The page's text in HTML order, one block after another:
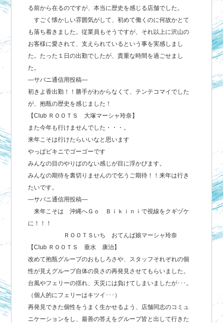
る前から在るのですが、本当に歴史を感じる店舗でした。
すごく懐かしい雰囲気がして、初めて働くのに何故かとて
も落ち着きました。従業員もそうですが、それ以上に沢山の
お客様に愛されて、支えられているという事を実感しまし
た。たった１日の出勤でしたが、貴重な時間を過ごせまし
た。
―サバニ通信用投稿―
初きよ香出勤！！勝手がわからなくて、テンテコマイでした
が、抱瓶の歴史を感じました！
【Club ＲＯＯＴＳ 大塚マーシャ玲奈】
また今年も行けませんでした・・・。
来年こそは行けたらいいなと思います
やっぱビキニでゴーゴーです
みんなの目のやりばのない感じが目に浮かびます。
みんなの期待を裏切りませんので乞うご期待！！来年は行き
たいです。
―サバニ通信用投稿―
来年こそは 沖縄へＧｏ Ｂｉｋｉｎｉで視線をクギヅケ
に！！！
ＲＯＯＴＳいち おてんば娘マーシャ玲奈
【Club ＲＯＯＴＳ 垂水 康治】
改めて抱瓶グループのおもしろさや、スタッフそれぞれの個
性が見えグループ自体の良さの再発見させてもらいました。
台風やフェリーの揺れ、天災には負けてしまいましたが･･･。
（個人的にフェリーはキツイ･･･）
再発見できた個性をうまく生かせるよう、店舗同志のコミュ
ニケーションをし、最善の答えをグループ皆と出して行きた